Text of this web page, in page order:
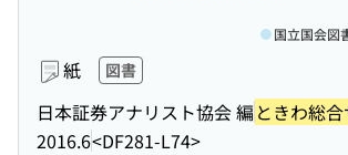
紙 図書
日本証券アナリスト協会 編 ときわ総
2016.6<DF281-L74>
国立国会図